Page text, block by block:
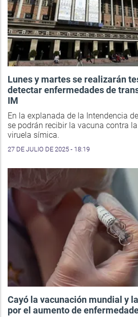
Lunes y martes se realizarán
detectar enfermedades de
IM
En la explanada de la Intendencia
se podrán recibir la vacuna contra
viruela símica.
27 DE JULIO DE 2025 - 18:19
Cayó la vacunación mundial y
por el aumento de